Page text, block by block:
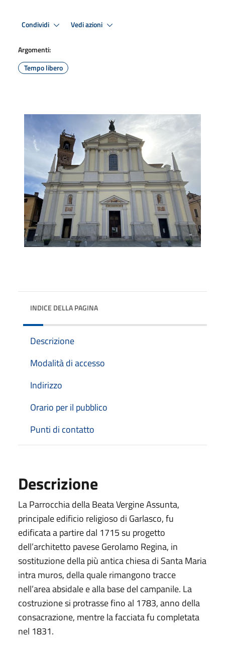
Condividi Vedi azioni
Argomenti:
Tempo libero
INDICE DELLA PAGINA
Descrizione
Modalità di accesso
Indirizzo
Orario per il pubblico
Punti di contatto
Descrizione
La Parrocchia della Beata Vergine Assunta,
principale edificio religioso di Garlasco, fu
edificata a partire dal 1715 su progetto
dell’architetto pavese Gerolamo Regina, in
sostituzione della più antica chiesa di Santa Maria
intra muros, della quale rimangono tracce
nell’area absidale e alla base del campanile. La
costruzione si protrasse fino al 1783, anno della
consacrazione, mentre la facciata fu completata
nel 1831.